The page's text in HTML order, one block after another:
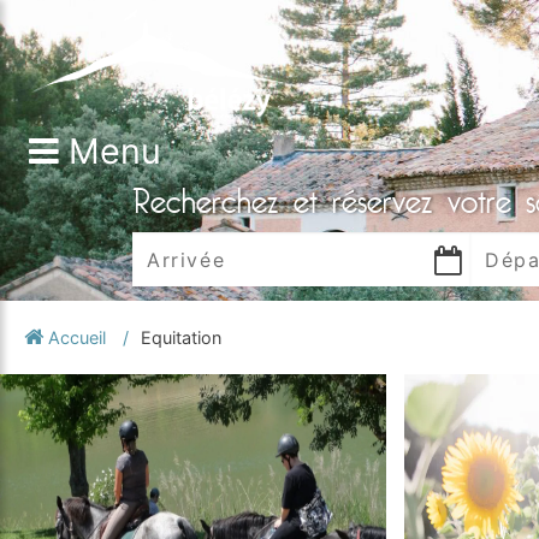
Menu
Recherchez et réservez votre
Accueil Equitation